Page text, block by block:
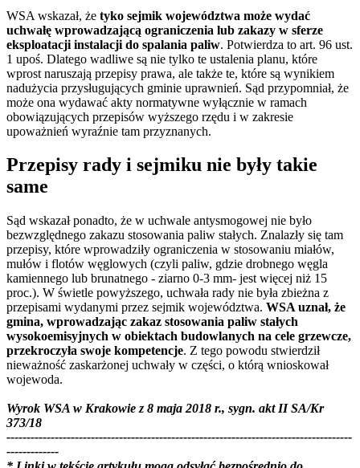
WSA wskazał, że tyko sejmik województwa może wydać
uchwałę wprowadzającą ograniczenia lub zakazy w sferze
eksploatacji instalacji do spalania paliw. Potwierdza to art. 96 ust.
1 upoś. Dlatego wadliwe są nie tylko te ustalenia planu, które
wprost naruszają przepisy prawa, ale także te, które są wynikiem
nadużycia przysługujących gminie uprawnień. Sąd przypomniał, że
może ona wydawać akty normatywne wyłącznie w ramach
obowiązujących przepisów wyższego rzędu i w zakresie
upoważnień wyraźnie tam przyznanych.
Przepisy rady i sejmiku nie były takie
same
Sąd wskazał ponadto, że w uchwale antysmogowej nie było
bezwzględnego zakazu stosowania paliw stałych. Znalazły się tam
przepisy, które wprowadziły ograniczenia w stosowaniu miałów,
mułów i flotów węglowych (czyli paliw, gdzie drobnego węgla
kamiennego lub brunatnego - ziarno 0-3 mm- jest więcej niż 15
proc.). W świetle powyższego, uchwała rady nie była zbieżna z
przepisami wydanymi przez sejmik województwa. WSA uznał, że
gmina, wprowadzając zakaz stosowania paliw stałych
wysokoemisyjnych w obiektach budowlanych na cele grzewcze,
przekroczyła swoje kompetencje. Z tego powodu stwierdził
nieważność zaskarżonej uchwały w części, o którą wnioskował
wojewoda.
Wyrok WSA w Krakowie z 8 maja 2018 r., sygn. akt II SA/Kr
373/18
--------------------------------------------------------------------------------------
-------------